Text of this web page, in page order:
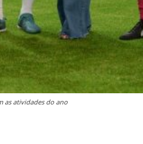
as atividades do ano